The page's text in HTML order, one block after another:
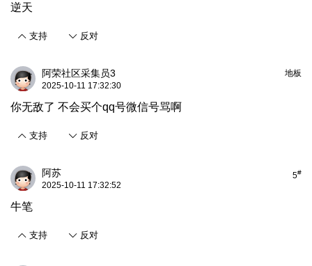
逆天
支持 反对
地板
阿荣社区采集员3
2025-10-11 17:32:30
你无敌了 不会买个qq号微信号骂啊
支持 反对
5#
阿苏
2025-10-11 17:32:52
牛笔
支持 反对